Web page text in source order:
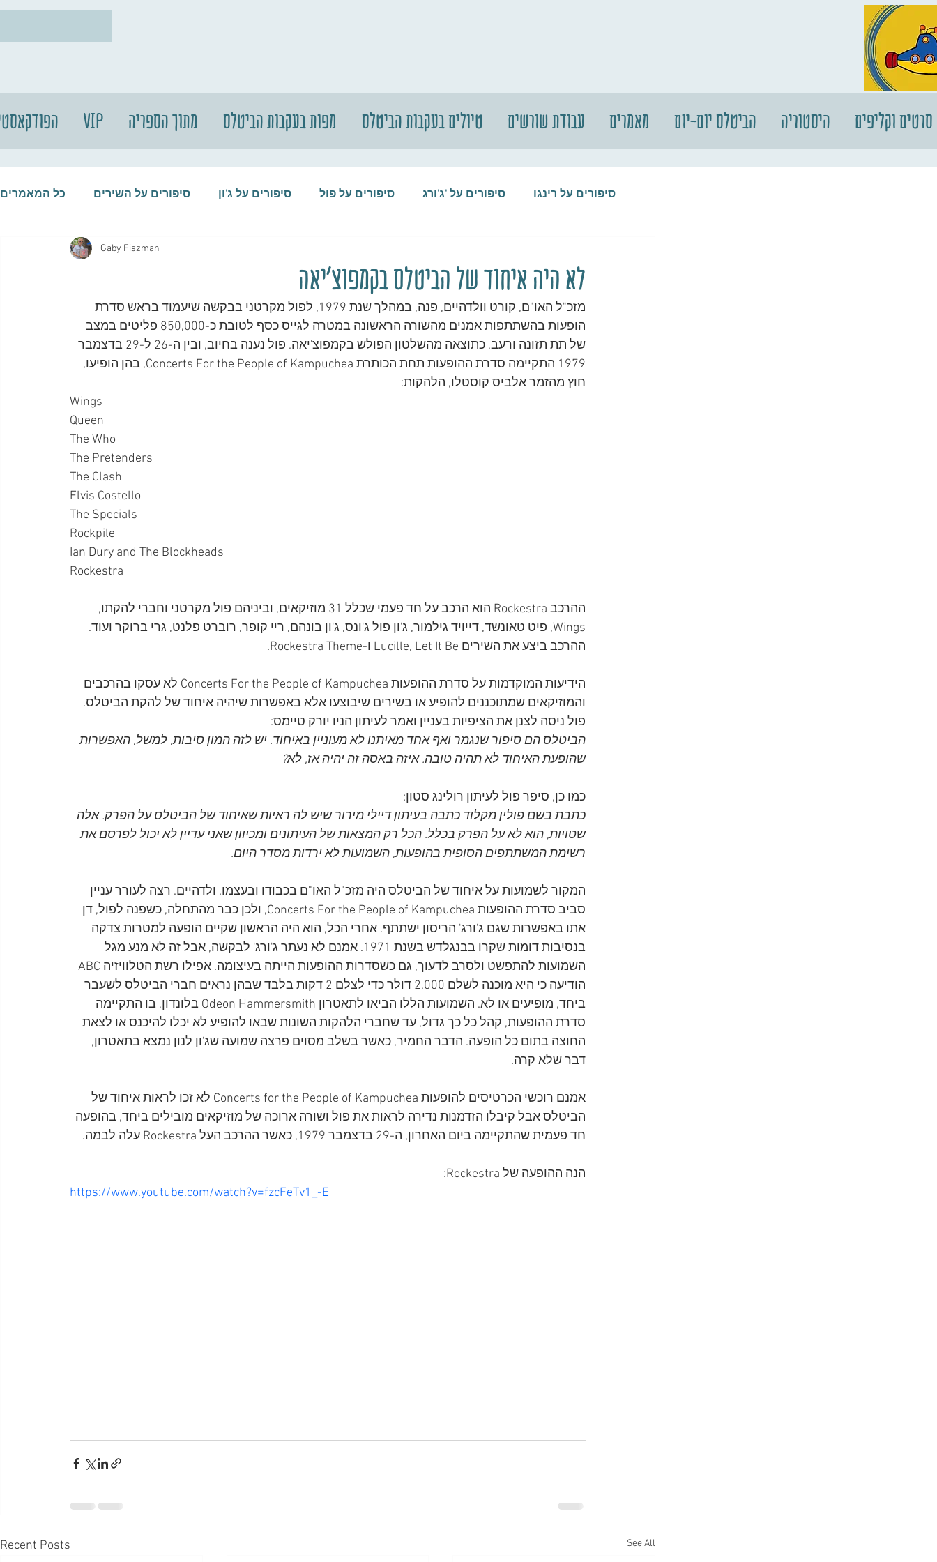
VIP מתוך הספריה מפות בעקבות הביטלס טיולים בעקבות הביטלס עבודת שורשים מאמרים הביטלס יום-יום היסטוריה סרטים וקליפים
כל המאמרים סיפורים על השירים סיפורים על ג'ון סיפורים על פול סיפורים על 'ג'ורג סיפורים על רינגו
סיפורים על הביטלס סיפורים על התקליטים
לא היה איחוד של הביטלס בקמפוצ'יאה
Gaby Fiszman
מזכ"ל האו"ם, קורט וולדהיים, פנה, במהלך שנת 1979, לפול מקרטני בבקשה שיעמוד בראש סדרת
הופעות בהשתתפות אמנים מהשורה הראשונה במטרה לגייס כסף לטובת כ-850,000 פליטים במצב
של תת תזונה ורעב, כתוצאה מהשלטון הפולש בקמפוצ'יאה. פול נענה בחיוב, ובין ה-26 ל-29 בדצמבר
1979 התקיימה סדרת ההופעות תחת הכותרת Concerts For the People of Kampuchea, בהן הופיעו,
חוץ מהזמר אלביס קוסטלו, הלהקות:
Wings
Queen
The Who
The Pretenders
The Clash
Elvis Costello
The Specials
Rockpile
Ian Dury and The Blockheads
Rockestra
ההרכב Rockestra הוא הרכב על חד פעמי שכלל 31 מוזיקאים, וביניהם פול מקרטני וחברי להקתו,
Wings, פיט טאונשד, דייויד גילמור, ג'ון פול ג'ונס, ג'ון בונהם, ריי קופר, רוברט פלנט, גרי ברוקר ועוד.
ההרכב ביצע את השירים Lucille, Let It Be ו-Rockestra Theme.
הידיעות המוקדמות על סדרת ההופעות Concerts For the People of Kampuchea לא עסקו בהרכבים
והמוזיקאים שמתוכננים להופיע או בשירים שיבוצעו אלא באפשרות שיהיה איחוד של להקת הביטלס.
פול ניסה לצנן את הציפיות בעניין ואמר לעיתון הניו יורק טיימס:
הביטלס הם סיפור שנגמר ואף אחד מאיתנו לא מעוניין באיחוד. יש לזה המון סיבות, למשל, האפשרות
שהופעת האיחוד לא תהיה טובה. איזה באסה זה יהיה אז, לא?
כמו כן, סיפר פול לעיתון רולינג סטון:
כתבת בשם פולין מקלוד כתבה בעיתון דיילי מירור שיש לה ראיות שאיחוד של הביטלס על הפרק. אלה
שטויות, הוא לא על הפרק בכלל. הכל רק המצאות של העיתונים ומכיוון שאני עדיין לא יכול לפרסם את
רשימת המשתתפים הסופית בהופעות, השמועות לא ירדות מסדר היום.
המקור לשמועות על איחוד של הביטלס היה מזכ"ל האו"ם בכבודו ובעצמו. ולדהיים. רצה לעורר עניין
סביב סדרת ההופעות Concerts For the People of Kampuchea, ולכן כבר מהתחלה, כשפנה לפול, דן
אתו באפשרות שגם ג'ורג' הריסון ישתתף. אחרי הכל, הוא היה הראשון שקיים הופעה למטרות צדקה
בנסיבות דומות שקרו בבנגלדש בשנת 1971. אמנם לא נעתר ג'ורג' לבקשה, אבל זה לא מנע מגל
הודיעה כי היא מוכנה לשלם 2,000 דולר כדי לצלם 2 דקות בלבד שבהן נראים חברי הביטלס לשעבר
ביחד, מופיעים או לא. השמועות הללו הביאו לתאטרון Odeon Hammersmith בלונדון, בו התקיימה
סדרת ההופעות, קהל כל כך גדול, עד שחברי הלהקות השונות שבאו להופיע לא יכלו להיכנס או לצאת
החוצה בתום כל הופעה. הדבר החמיר, כאשר בשלב מסוים פרצה שמועה שג'ון לנון נמצא בתאטרון,
דבר שלא קרה.
אמנם רוכשי הכרטיסים להופעות Concerts for the People of Kampuchea לא זכו לראות איחוד של
הביטלס אבל קיבלו הזדמנות נדירה לראות את פול ושורה ארוכה של מוזיקאים מובילים ביחד, בהופעה
חד פעמית שהתקיימה ביום האחרון, ה-29 בדצמבר 1979, כאשר ההרכב העל Rockestra עלה לבמה.
הנה ההופעה של Rockestra:
https://www.youtube.com/watch?v=fzcFeTv1_-E
Recent Posts See All